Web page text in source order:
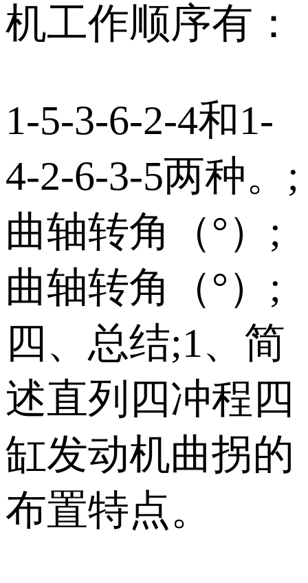
机工作顺序有：
1-5-3-6-2-4和1-
4-2-6-3-5两种。;
曲轴转角（°）;
曲轴转角（°）;
四、总结;1、简
述直列四冲程四
缸发动机曲拐的
布置特点。